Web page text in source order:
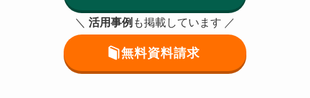
＼ 活用事例 も掲載しています ／
無料資料請求